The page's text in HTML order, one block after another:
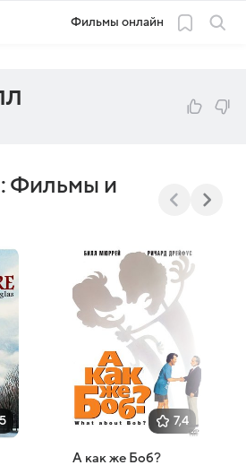
Фильмы онлайн
Фильмы и
7,4
А как же Боб?